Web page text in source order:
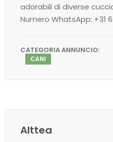
adorabili di diverse
Numero WhatsApp: +31
CATEGORIA ANNUNCIO:
CANI
Alttea